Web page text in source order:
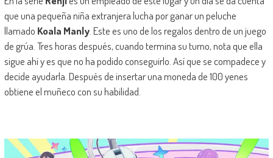
que una pequeña niña extranjera lucha por ganar un peluche
llamado Koala Manly. Este es uno de los regalos dentro de un juego
de grúa. Tres horas después, cuando termina su turno, nota que ella
sigue ahí y es que no ha podido conseguirlo. Así que se compadece y
decide ayudarla. Después de insertar una moneda de 100 yenes
obtiene el muñeco con su habilidad.